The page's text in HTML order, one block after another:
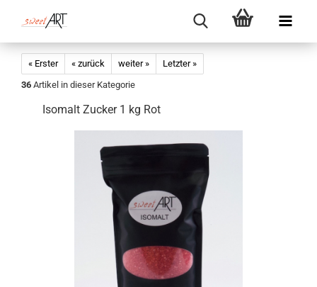
« Erster « zurück weiter »
Letzter »
36 Artikel in dieser Kategorie
Isomalt Zucker 1 kg Rot